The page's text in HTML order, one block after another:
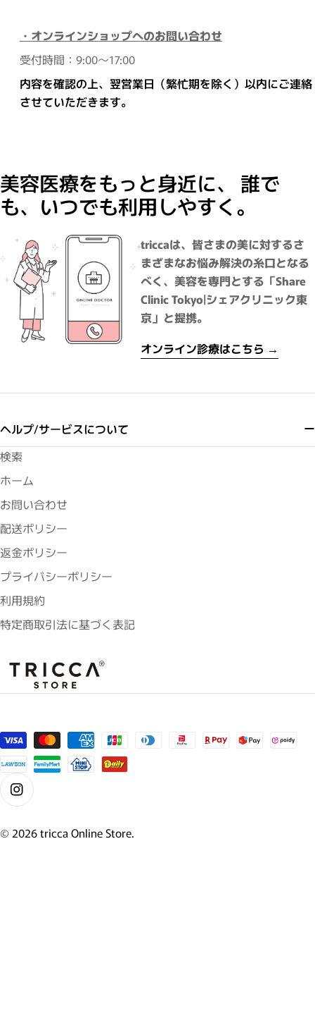
・オンラインショップへのお問い合わせ
受付時間：9:00～17:00
内容を確認の上、翌営業日（繁忙期を除く）以内にご連絡
させていただきます。
美容医療をもっと身近に、 誰で
も、いつでも利用しやすく。
triccaは、皆さまの美に対するさ
まざまなお悩み解決の糸口となる
べく、美容を専門とする「Share
Clinic Tokyo|シェアクリニック東
京」と提携。
オンライン診療はこちら →
ヘルプ/サービスについて
検索
ホーム
お問い合わせ
配送ポリシー
返金ポリシー
プライバシーポリシー
利用規約
特定商取引法に基づく表記
支払い方法
Instagram
© 2026tricca Online Store.